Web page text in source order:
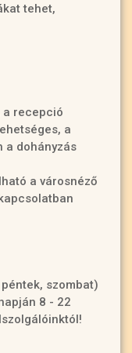
tehet,
a recepció
a
a dohányzás
a városnéző
szombat)
8 - 22